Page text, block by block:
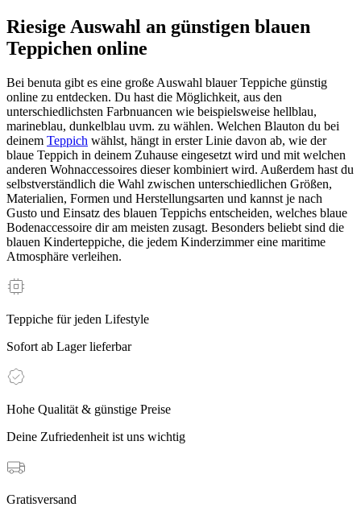
Riesige Auswahl an günstigen blauen
Teppichen online
Bei benuta gibt es eine große Auswahl blauer Teppiche günstig
online zu entdecken. Du hast die Möglichkeit, aus den
unterschiedlichsten Farbnuancen wie beispielsweise hellblau,
marineblau, dunkelblau uvm. zu wählen. Welchen Blauton du bei
deinem Teppich wählst, hängt in erster Linie davon ab, wie der
blaue Teppich in deinem Zuhause eingesetzt wird und mit welchen
anderen Wohnaccessoires dieser kombiniert wird. Außerdem hast du
selbstverständlich die Wahl zwischen unterschiedlichen Größen,
Materialien, Formen und Herstellungsarten und kannst je nach
Gusto und Einsatz des blauen Teppichs entscheiden, welches blaue
Bodenaccessoire dir am meisten zusagt. Besonders beliebt sind die
blauen Kinderteppiche, die jedem Kinderzimmer eine maritime
Atmosphäre verleihen.
Teppiche für jeden Lifestyle
Sofort ab Lager lieferbar
Hohe Qualität & günstige Preise
Deine Zufriedenheit ist uns wichtig
Gratisversand